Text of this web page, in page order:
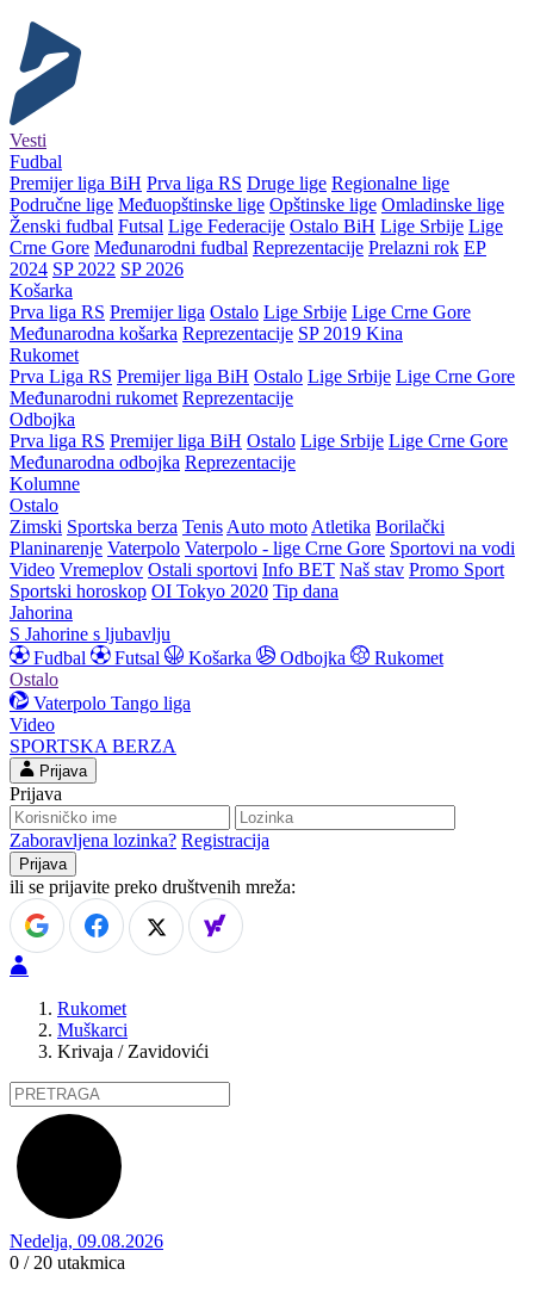
Vesti
Fudbal
Premijer liga BiH Prva liga RS Druge lige Regionalne lige
Područne lige Međuopštinske lige Opštinske lige Omladinske lige
Ženski fudbal Futsal Lige Federacije Ostalo BiH Lige Srbije Lige
Crne Gore Međunarodni fudbal Reprezentacije Prelazni rok EP
2024 SP 2022 SP 2026
Košarka
Prva liga RS Premijer liga Ostalo Lige Srbije Lige Crne Gore
Međunarodna košarka Reprezentacije SP 2019 Kina
Rukomet
Prva Liga RS Premijer liga BiH Ostalo Lige Srbije Lige Crne Gore
Međunarodni rukomet Reprezentacije
Odbojka
Prva liga RS Premijer liga BiH Ostalo Lige Srbije Lige Crne Gore
Međunarodna odbojka Reprezentacije
Kolumne
Ostalo
Zimski Sportska berza Tenis Auto moto Atletika Borilački
Planinarenje Vaterpolo Vaterpolo - lige Crne Gore Sportovi na vodi
Video Vremeplov Ostali sportovi Info BET Naš stav Promo Sport
Sportski horoskop OI Tokyo 2020 Tip dana
Jahorina
S Jahorine s ljubavlju
Fudbal
Futsal Košarka Odbojka
Rukomet
Ostalo
Vaterpolo Tango liga
Video
SPORTSKA BERZA
Prijava
Prijava
Zaboravljena lozinka? Registracija
ili se prijavite preko društvenih mreža:
Rukomet
Muškarci
Krivaja / Zavidovići
Nedelja, 09.08.2026
0 / 20 utakmica